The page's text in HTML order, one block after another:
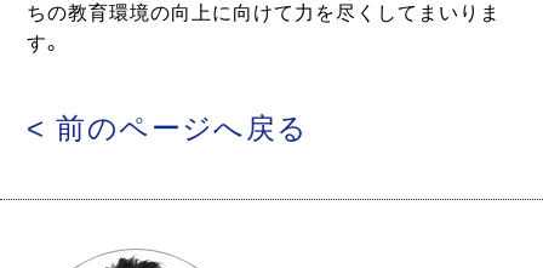
ちの教育環境の向上に向けて力を尽くしてまいりま
す。
< 前のページへ戻る